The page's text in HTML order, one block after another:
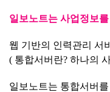
일보노트는 사업정보
웹 기반의 인력관리 서
( 통합서버란? 하나의
일보노트는 통합서버